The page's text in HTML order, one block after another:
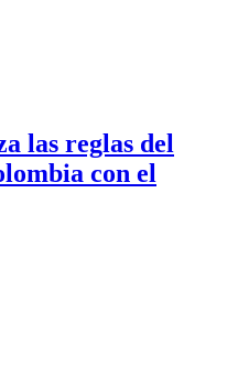
las reglas del
con el